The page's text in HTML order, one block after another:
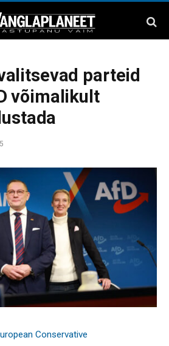
parteid
võimalikult
Conservative